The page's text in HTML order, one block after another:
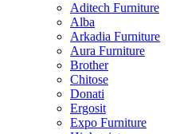
Aditech Furniture
Alba
Arkadia Furniture
Aura Furniture
Brother
Chitose
Donati
Ergosit
Expo Furniture